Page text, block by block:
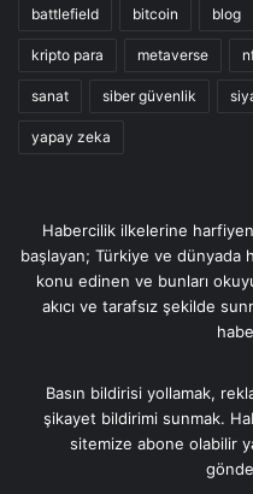
battlefield bitcoin blog
kripto para metaverse
sanat siber güvenlik
yapay zeka
Habercilik ilkelerine
başlayan; Türkiye ve dünyada
konu edinen ve bunları
akıcı ve tarafsız şekilde
Basın bildirisi yollamak,
şikayet bildirimi sunmak.
sitemize abone olabilir